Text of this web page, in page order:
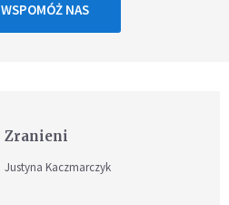
WSPOMÓŻ NAS
Zranieni
Justyna Kaczmarczyk